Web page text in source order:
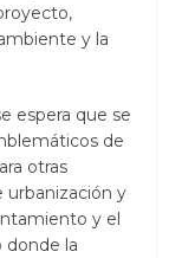
y la
espera que se
de
otras
urbanización y
y el
donde la